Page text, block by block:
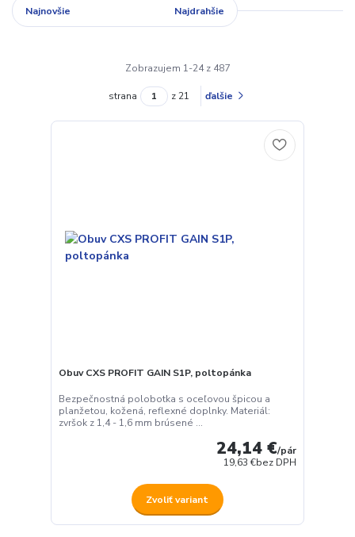
Najnovšie Najdrahšie
Zobrazujem 1-24 z 487
strana z 21 ďalšie
Obuv CXS PROFIT GAIN S1P, poltopánka
Bezpečnostná polobotka s oceľovou špicou a
planžetou, kožená, reflexné doplnky. Materiál:
zvršok z 1,4 - 1,6 mm brúsené ...
24,14 €/pár
19,63 €bez DPH
Zvoliť variant